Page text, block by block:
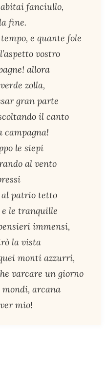
abitai fanciullo,
fine.
e quante fole
vostro
allora
zolla,
gran parte
il canto
campagna!
le siepi
al vento
al patrio tetto
e le tranquille
immensi,
la vista
monti azzurri,
varcare un giorno
arcana
mio!